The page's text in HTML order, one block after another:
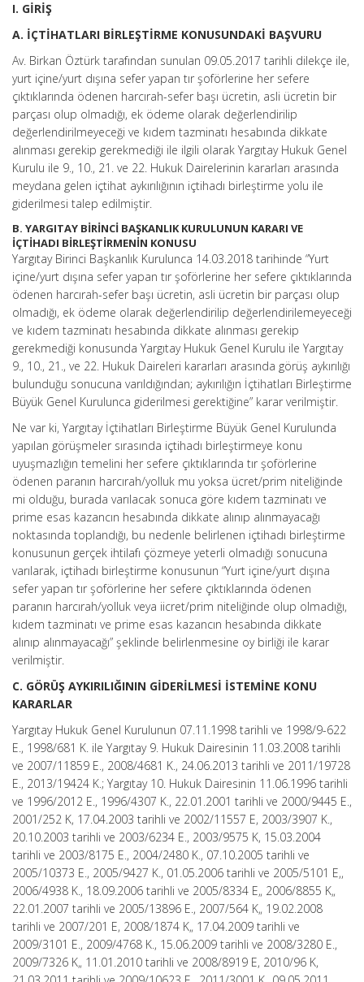
I. GİRİŞ
A. İÇTİHATLARI BİRLEŞTİRME KONUSUNDAKİ BAŞVURU
Av. Birkan Öztürk tarafından sunulan 09.05.2017 tarihli dilekçe ile,
yurt içine/yurt dışına sefer yapan tır şoförlerine her sefere
çıktıklarında ödenen harcırah-sefer başı ücretin, asli ücretin bir
parçası olup olmadığı, ek ödeme olarak değerlendirilip
değerlendirilmeyeceği ve kıdem tazminatı hesabında dikkate
alınması gerekip gerekmediği ile ilgili olarak Yargıtay Hukuk Genel
Kurulu ile 9., 10., 21. ve 22. Hukuk Dairelerinin kararları arasında
meydana gelen içtihat aykırılığının içtihadı birleştirme yolu ile
giderilmesi talep edilmiştir.
B. YARGITAY BİRİNCİ BAŞKANLIK KURULUNUN KARARI VE
İÇTİHADI BİRLEŞTİRMENİN KONUSU
Yargıtay Birinci Başkanlık Kurulunca 14.03.2018 tarihinde “Yurt
içine/yurt dışına sefer yapan tır şoförlerine her sefere çıktıklarında
ödenen harcırah-sefer başı ücretin, asli ücretin bir parçası olup
olmadığı, ek ödeme olarak değerlendirilip değerlendirilemeyeceği
ve kıdem tazminatı hesabında dikkate alınması gerekip
gerekmediği konusunda Yargıtay Hukuk Genel Kurulu ile Yargıtay
9., 10., 21., ve 22. Hukuk Daireleri kararları arasında görüş aykırılığı
bulunduğu sonucuna varıldığından; aykırılığın İçtihatları Birleştirme
Büyük Genel Kurulunca giderilmesi gerektiğine” karar verilmiştir.
Ne var ki, Yargıtay İçtihatları Birleştirme Büyük Genel Kurulunda
yapılan görüşmeler sırasında içtihadı birleştirmeye konu
uyuşmazlığın temelini her sefere çıktıklarında tır şoförlerine
ödenen paranın harcırah/yolluk mu yoksa ücret/prim niteliğinde
mi olduğu, burada varılacak sonuca göre kıdem tazminatı ve
prime esas kazancın hesabında dikkate alınıp alınmayacağı
noktasında toplandığı, bu nedenle belirlenen içtihadı birleştirme
konusunun gerçek ihtilafı çözmeye yeterli olmadığı sonucuna
varılarak, içtihadı birleştirme konusunun “Yurt içine/yurt dışına
sefer yapan tır şoförlerine her sefere çıktıklarında ödenen
paranın harcırah/yolluk veya iicret/prim niteliğinde olup olmadığı,
kıdem tazminatı ve prime esas kazancın hesabında dikkate
alınıp alınmayacağı” şeklinde belirlenmesine oy birliği ile karar
verilmiştir.
C. GÖRÜŞ AYKIRILIĞININ GİDERİLMESİ İSTEMİNE KONU
KARARLAR
Yargıtay Hukuk Genel Kurulunun 07.11.1998 tarihli ve 1998/9-622
E., 1998/681 K. ile Yargıtay 9. Hukuk Dairesinin 11.03.2008 tarihli
ve 2007/11859 E., 2008/4681 K., 24.06.2013 tarihli ve 2011/19728
E., 2013/19424 K.; Yargıtay 10. Hukuk Dairesinin 11.06.1996 tarihli
ve 1996/2012 E., 1996/4307 K., 22.01.2001 tarihli ve 2000/9445 E.,
2001/252 K, 17.04.2003 tarihli ve 2002/11557 E, 2003/3907 K.,
20.10.2003 tarihli ve 2003/6234 E., 2003/9575 K, 15.03.2004
tarihli ve 2003/8175 E., 2004/2480 K., 07.10.2005 tarihli ve
2005/10373 E., 2005/9427 K., 01.05.2006 tarihli ve 2005/5101 E,,
2006/4938 K., 18.09.2006 tarihli ve 2005/8334 E„ 2006/8855 K„
22.01.2007 tarihli ve 2005/13896 E., 2007/564 K„ 19.02.2008
tarihli ve 2007/201 E, 2008/1874 K„ 17.04.2009 tarihli ve
2009/3101 E., 2009/4768 K., 15.06.2009 tarihli ve 2008/3280 E.,
2009/7326 K„ 11.01.2010 tarihli ve 2008/8919 E, 2010/96 K,